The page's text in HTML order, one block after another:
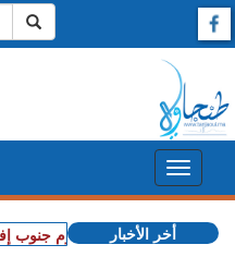
+ المغرب يهزم جنوب
أخر الأخبار